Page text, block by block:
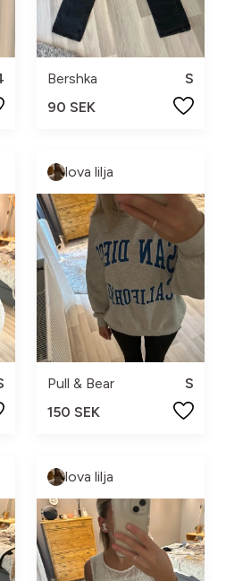
Bershka
S
90 SEK
lova lilja
Pull & Bear
S
150 SEK
lova lilja